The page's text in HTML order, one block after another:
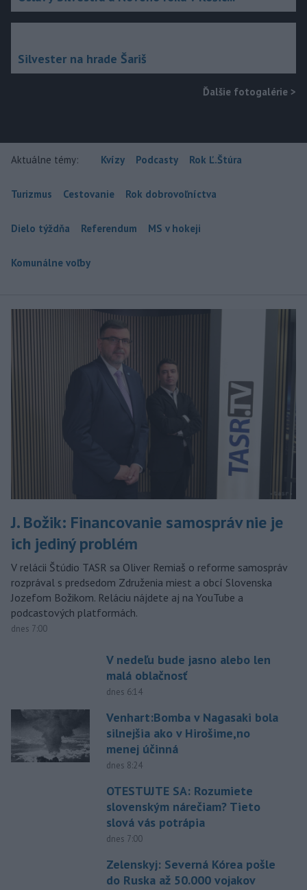
Silvester na hrade Šariš
Ďalšie fotogalérie >
Aktuálne témy: Kvízy Podcasty Rok Ľ.Štúra
Turizmus Cestovanie Rok dobrovoľníctva
Dielo týždňa Referendum MS v hokeji
Komunálne voľby
J. Božik: Financovanie samospráv nie je
ich jediný problém
V relácii Štúdio TASR sa Oliver Remiaš o reforme samospráv
rozprával s predsedom Združenia miest a obcí Slovenska
Jozefom Božikom. Reláciu nájdete aj na YouTube a
podcastových platformách.
dnes 7:00
V nedeľu bude jasno alebo len
malá oblačnosť
dnes 6:14
Venhart:Bomba v Nagasaki bola
silnejšia ako v Hirošime,no
menej účinná
dnes 8:24
OTESTUJTE SA: Rozumiete
slovenským nárečiam? Tieto
slová vás potrápia
dnes 7:00
Zelenskyj: Severná Kórea pošle
do Ruska až 50.000 vojakov